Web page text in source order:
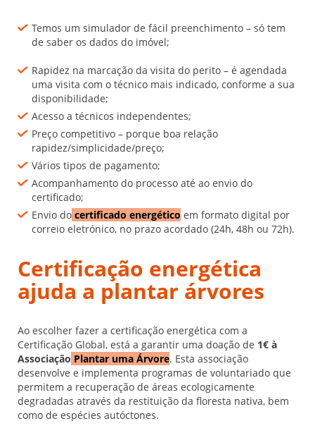
Temos um simulador de fácil preenchimento – só tem
de saber os dados do imóvel;
Rapidez na marcação da visita do perito – é agendada
uma visita com o técnico mais indicado, conforme a sua
disponibilidade;
Acesso a técnicos independentes;
Preço competitivo – porque boa relação
rapidez/simplicidade/preço;
Vários tipos de pagamento;
Acompanhamento do processo até ao envio do
certificado;
Envio do certificado energético em formato digital por
correio eletrónico, no prazo acordado (24h, 48h ou 72h).
Certificação energética
ajuda a plantar árvores
Ao escolher fazer a certificação energética com a
Certificação Global, está a garantir uma doação de 1€ à
Associação Plantar uma Árvore. Esta associação
desenvolve e implementa programas de voluntariado que
permitem a recuperação de áreas ecologicamente
degradadas através da restituição da floresta nativa, bem
como de espécies autóctones.